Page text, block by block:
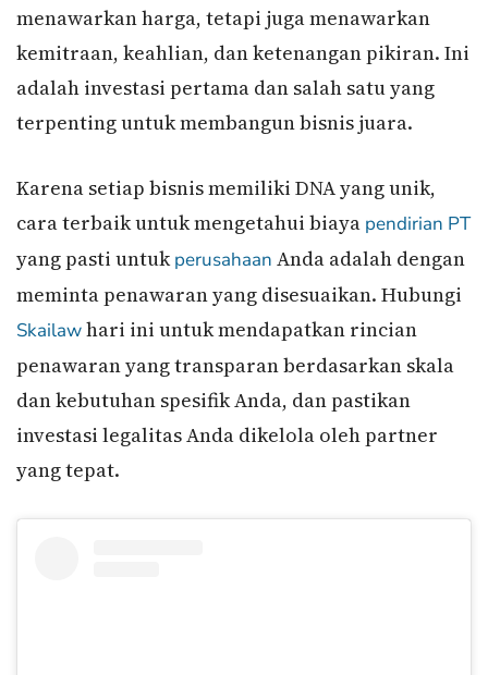
menawarkan harga, tetapi juga menawarkan
kemitraan, keahlian, dan ketenangan pikiran. Ini
adalah investasi pertama dan salah satu yang
terpenting untuk membangun bisnis juara.
Karena setiap bisnis memiliki DNA yang unik,
cara terbaik untuk mengetahui biaya pendirian PT
yang pasti untukperusahaan Anda adalah dengan
meminta penawaran yang disesuaikan. Hubungi
Skailawhari ini untuk mendapatkan rincian
penawaran yang transparan berdasarkan skala
dan kebutuhan spesifik Anda, dan pastikan
investasi legalitas Anda dikelola oleh partner
yang tepat.